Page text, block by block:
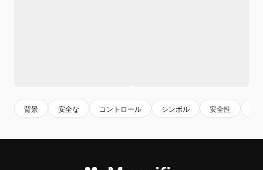
背景 安全な コントロール シンボル 安全性